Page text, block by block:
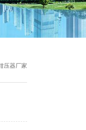
压器厂家